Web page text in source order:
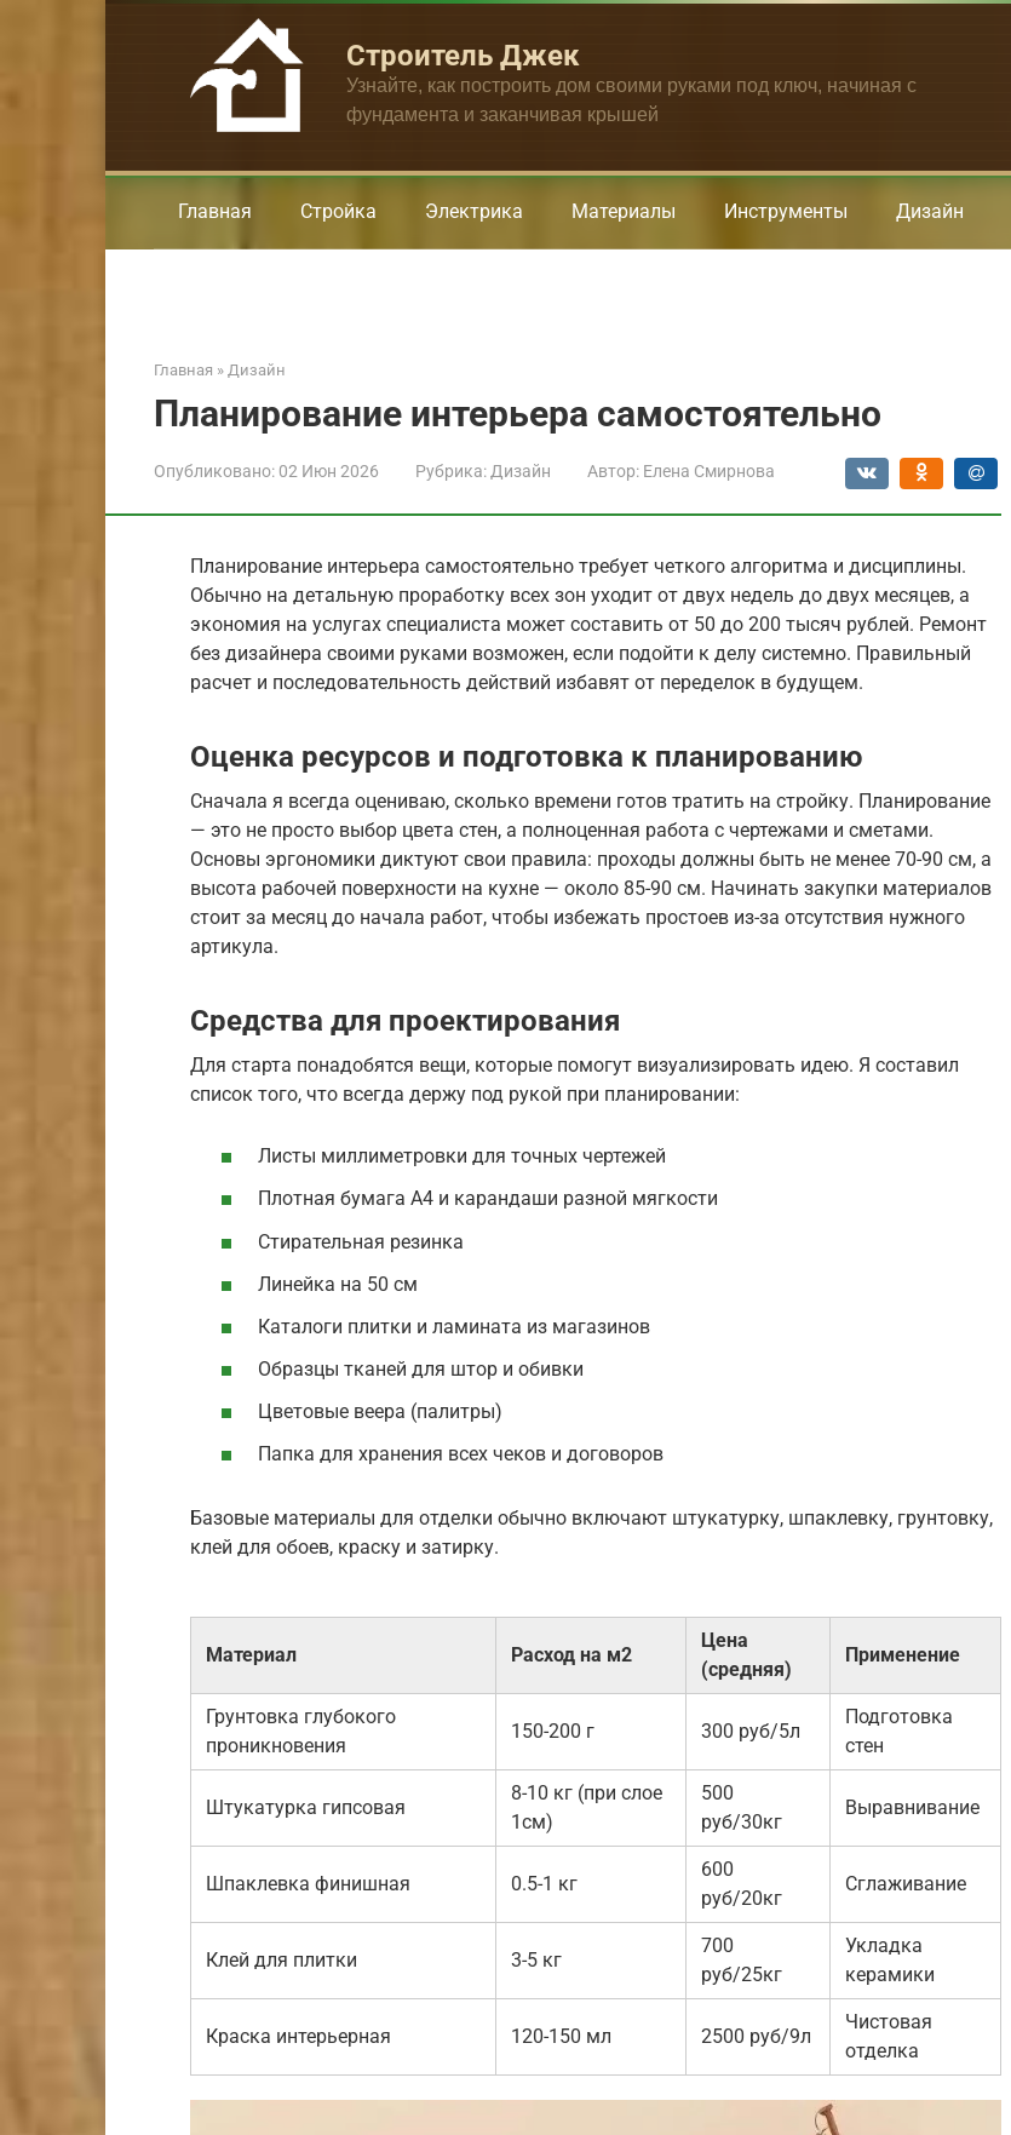
Строитель Джек
Узнайте, как построить дом своими руками под ключ, начиная с
фундамента и заканчивая крышей
Главная Стройка Электрика Материалы Инструменты Дизайн
Главная » Дизайн
Планирование интерьера самостоятельно
Опубликовано: 02 Июн 2026 Рубрика: Дизайн Автор: Елена Смирнова
Планирование интерьера самостоятельно требует четкого алгоритма и дисциплины.
Обычно на детальную проработку всех зон уходит от двух недель до двух месяцев, а
экономия на услугах специалиста может составить от 50 до 200 тысяч рублей. Ремонт
без дизайнера своими руками возможен, если подойти к делу системно. Правильный
расчет и последовательность действий избавят от переделок в будущем.
Оценка ресурсов и подготовка к планированию
Сначала я всегда оцениваю, сколько времени готов тратить на стройку. Планирование
— это не просто выбор цвета стен, а полноценная работа с чертежами и сметами.
Основы эргономики диктуют свои правила: проходы должны быть не менее 70-90 см, а
высота рабочей поверхности на кухне — около 85-90 см. Начинать закупки материалов
стоит за месяц до начала работ, чтобы избежать простоев из-за отсутствия нужного
артикула.
Средства для проектирования
Для старта понадобятся вещи, которые помогут визуализировать идею. Я составил
список того, что всегда держу под рукой при планировании:
Листы миллиметровки для точных чертежей
Плотная бумага А4 и карандаши разной мягкости
Стирательная резинка
Линейка на 50 см
Каталоги плитки и ламината из магазинов
Образцы тканей для штор и обивки
Цветовые веера (палитры)
Папка для хранения всех чеков и договоров
Базовые материалы для отделки обычно включают штукатурку, шпаклевку, грунтовку,
клей для обоев, краску и затирку.
Материал Расход на м2
Цена
(средняя)
Применение
Грунтовка глубокого
проникновения
150-200 г 300 руб/5л
Подготовка
стен
Штукатурка гипсовая
8-10 кг (при слое
1см)
500
руб/30кг
Выравнивание
Шпаклевка финишная 0.5-1 кг
600
руб/20кг
Сглаживание
Клей для плитки 3-5 кг
700
руб/25кг
Укладка
керамики
Краска интерьерная 120-150 мл 2500 руб/9л
Чистовая
отделка